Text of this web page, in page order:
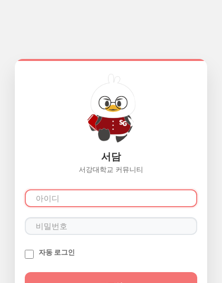
서담
서강대학교 커뮤니티
자동 로그인